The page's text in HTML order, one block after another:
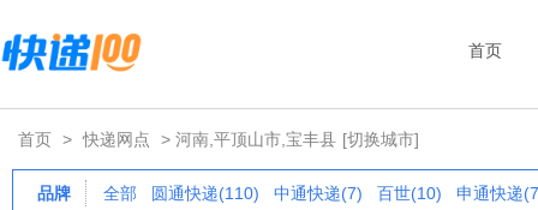
首页
首页 > 快递网点 > 河南,平顶山市,宝丰县 [切换城市]
品牌 全部 圆通快递(110) 中通快递(7) 百世(10)
申通快递